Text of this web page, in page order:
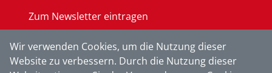
Zum Newsletter eintragen
OK
Wir verwenden Cookies, um die Nutzung dieser
Website zu verbessern. Durch die Nutzung dieser